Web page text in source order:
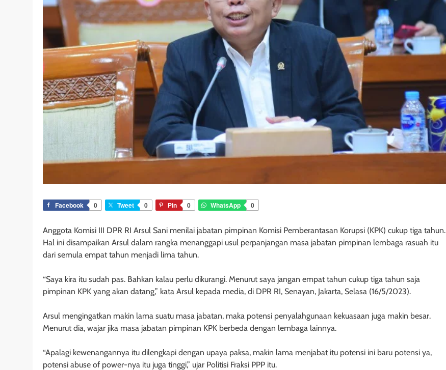
Facebook 0 Tweet 0 Pin 0 WhatsApp 0
Anggota Komisi III DPR RI Arsul Sani menilai jabatan pimpinan Komisi Pemberantasan Korupsi (KPK) cukup tiga tahun.
Hal ini disampaikan Arsul dalam rangka menanggapi usul perpanjangan masa jabatan pimpinan lembaga rasuah itu
dari semula empat tahun menjadi lima tahun.
“Saya kira itu sudah pas. Bahkan kalau perlu dikurangi. Menurut saya jangan empat tahun cukup tiga tahun saja
pimpinan KPK yang akan datang,” kata Arsul kepada media, di DPR RI, Senayan, Jakarta, Selasa (16/5/2023).
Arsul mengingatkan makin lama suatu masa jabatan, maka potensi penyalahgunaan kekuasaan juga makin besar.
Menurut dia, wajar jika masa jabatan pimpinan KPK berbeda dengan lembaga lainnya.
“Apalagi kewenangannya itu dilengkapi dengan upaya paksa, makin lama menjabat itu potensi ini baru potensi ya,
potensi abuse of power-nya itu juga tinggi,” ujar Politisi Fraksi PPP itu.